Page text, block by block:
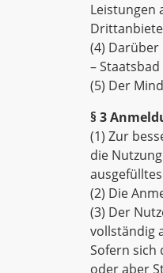
Leistungen
(4)
–
(5) Der
§ 3
(1) Zur
die
(2) Die
(3) Der
vollständig
Sofern sich
oder aber